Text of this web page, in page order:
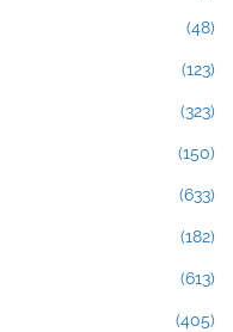
(48)
(123)
(323)
(150)
(633)
(182)
(613)
(405)